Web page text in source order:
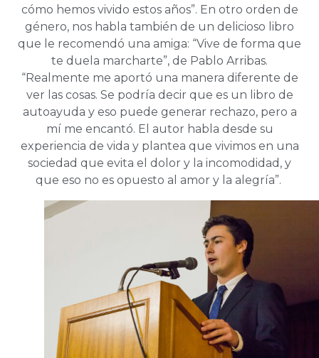
cómo hemos vivido estos años”. En otro orden de
género, nos habla también de un delicioso libro
que le recomendó una amiga: “Vive de forma que
te duela marcharte”, de Pablo Arribas.
“Realmente me aportó una manera diferente de
ver las cosas. Se podría decir que es un libro de
autoayuda y eso puede generar rechazo, pero a
mí me encantó. El autor habla desde su
experiencia de vida y plantea que vivimos en una
sociedad que evita el dolor y la incomodidad, y
que eso no es opuesto al amor y la alegría”.